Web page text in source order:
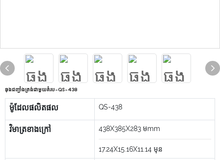
ធុងជញ្ជាំងត្រង់ជាមួយគំរប-QS-438
ម៉ូដែលផលិតផល QS-438
វិមាត្រខាងក្រៅ 438X385X283 មmm
17.24X15.16X11.14 មុន